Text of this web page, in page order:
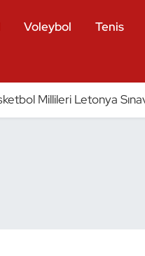
Voleybol Tenis
Millileri Letonya